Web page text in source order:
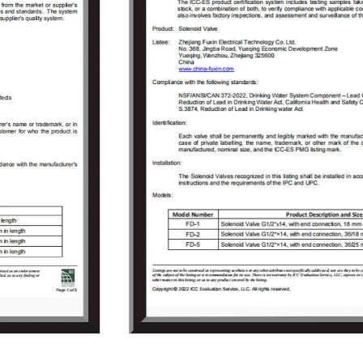
válvulas solenoides de alta calidad y servicios
de valor agregado que satisfagan las
demandas de los clientes para resolver los
problemas técnicos encontrados por los
usuarios. en el uso de válvulas solenoides. A
medida que la empresa crecía, Fuxin invirtió
150 millones de yuanes en 2009 para construir
un parque industrial que cubriera un área de
18.000㎡ en el parque industrial Jinlong del
distrito de Tongliang, Chongqing y registró
"Chongqing RongHuan Electric Appliance Co.,
Ltd." Especializados en investigación y
desarrollo, producción, venta e importación y